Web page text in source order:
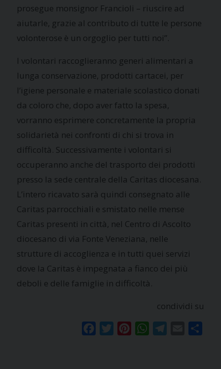
prosegue monsignor Francioli – riuscire ad
aiutarle, grazie al contributo di tutte le persone
volonterose è un orgoglio per tutti noi”.
I volontari raccoglieranno generi alimentari a
lunga conservazione, prodotti cartacei, per
l’igiene personale e materiale scolastico donati
da coloro che, dopo aver fatto la spesa,
vorranno esprimere concretamente la propria
solidarietà nei confronti di chi si trova in
difficoltà. Successivamente i volontari si
occuperanno anche del trasporto dei prodotti
presso la sede centrale della Caritas diocesana.
L’intero ricavato sarà quindi consegnato alle
Caritas parrocchiali e smistato nelle mense
Caritas presenti in città, nel Centro di Ascolto
diocesano di via Fonte Veneziana, nelle
strutture di accoglienza e in tutti quei servizi
dove la Caritas è impegnata a fianco dei più
deboli e delle famiglie in difficoltà.
condividi su
FacebookTwitterPinterestWhatsAppTelegram
Email